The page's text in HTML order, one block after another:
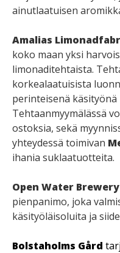
ainutlaatuisen
Amalias
koko maan yksi
limonaditehtaista.
korkealaatuisista
perinteisenä käsityönä
Tehtaanmyymälässä
ostoksia, sekä
yhteydessä toimivan
ihania suklaatuotteita.
Open Water Brewery
pienpanimo, joka
käsityöläisoluita ja
Bolstaholms Gård